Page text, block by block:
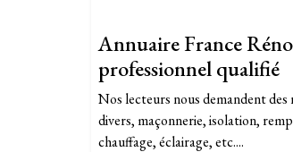
Annuaire France
professionnel qualifié
Nos lecteurs nous demandent
divers, maçonnerie, isolation,
chauffage, éclairage, etc....